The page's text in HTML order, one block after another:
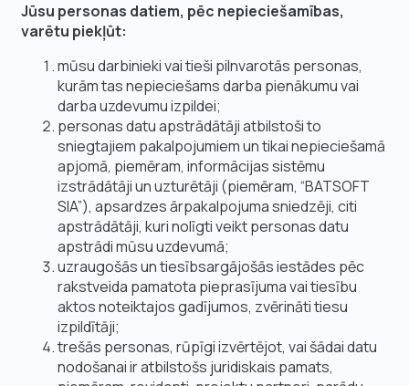
Jūsu personas datiem, pēc nepieciešamības,
varētu piekļūt:
mūsu darbinieki vai tieši pilnvarotās personas,
kurām tas nepieciešams darba pienākumu vai
darba uzdevumu izpildei;
personas datu apstrādātāji atbilstoši to
sniegtajiem pakalpojumiem un tikai nepieciešamā
apjomā, piemēram, informācijas sistēmu
izstrādātāji un uzturētāji (piemēram, “BATSOFT
SIA”), apsardzes ārpakalpojuma sniedzēji, citi
apstrādātāji, kuri nolīgti veikt personas datu
apstrādi mūsu uzdevumā;
uzraugošās un tiesībsargājošās iestādes pēc
rakstveida pamatota pieprasījuma vai tiesību
aktos noteiktajos gadījumos, zvērināti tiesu
izpildītāji;
trešās personas, rūpīgi izvērtējot, vai šādai datu
nodošanai ir atbilstošs juridiskais pamats,